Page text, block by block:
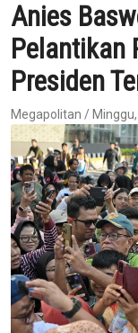
Anies
Pelantikan
Presiden
Megapolitan /